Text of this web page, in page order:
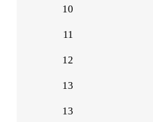
10
11
12
13
13